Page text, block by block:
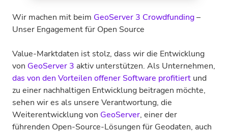
Wir machen mit beim GeoServer 3 Crowdfunding–
Unser Engagement für Open Source
Value-Marktdaten ist stolz, dass wir die Entwicklung
von GeoServer 3 aktiv unterstützen. Als Unternehmen,
das von den Vorteilen offener Software profitiert und
zu einer nachhaltigen Entwicklung beitragen möchte,
sehen wir es als unsere Verantwortung, die
Weiterentwicklung von GeoServer, einer der
führenden Open-Source-Lösungen für Geodaten, auch